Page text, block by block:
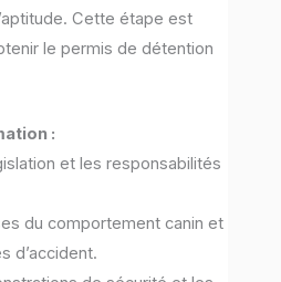
Cette étape est
le permis de détention
:
et les responsabilités
du comportement canin et
d’accident.